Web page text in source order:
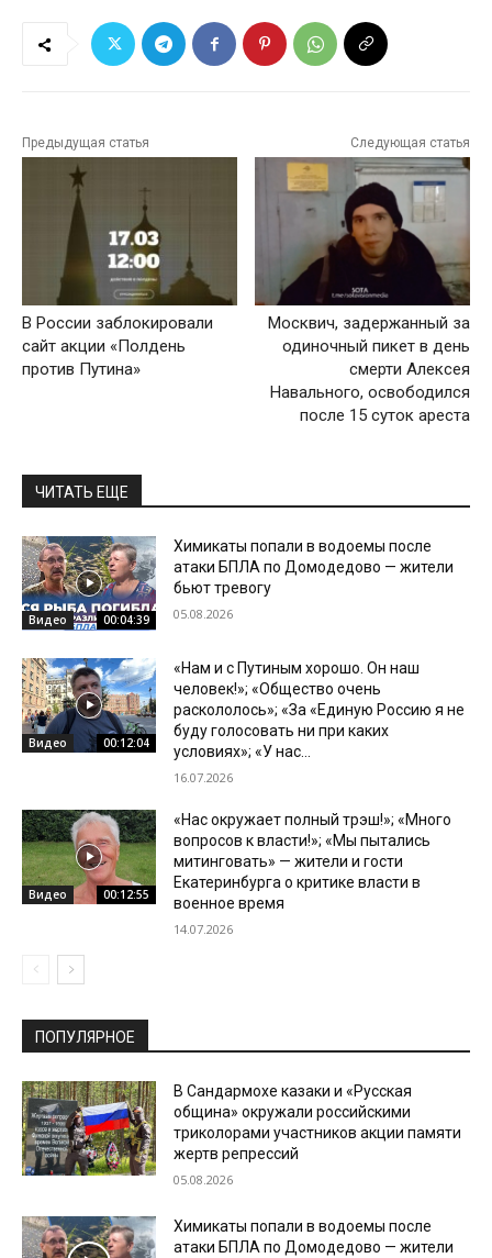
Предыдущая статья
В России заблокировали
сайт акции «Полдень
против Путина»
Следующая статья
Москвич, задержанный за
одиночный пикет в день
смерти Алексея
Навального, освободился
после 15 суток ареста
ЧИТАТЬ ЕЩЕ
Видео 00:04:39
Химикаты попали в водоемы после
атаки БПЛА по Домодедово — жители
бьют тревогу
05.08.2026
Видео 00:12:04
«Нам и с Путиным хорошо. Он наш
человек!»; «Общество очень
раскололось»; «За «Единую Россию я не
буду голосовать ни при каких
условиях»; «У нас...
16.07.2026
Видео 00:12:55
«Нас окружает полный трэш!»; «Много
вопросов к власти!»; «Мы пытались
митинговать» — жители и гости
Екатеринбурга о критике власти в
военное время
14.07.2026
ПОПУЛЯРНОЕ
В Сандармохе казаки и «Русская
община» окружали российскими
триколорами участников акции памяти
жертв репрессий
05.08.2026
Химикаты попали в водоемы после
атаки БПЛА по Домодедово — жители